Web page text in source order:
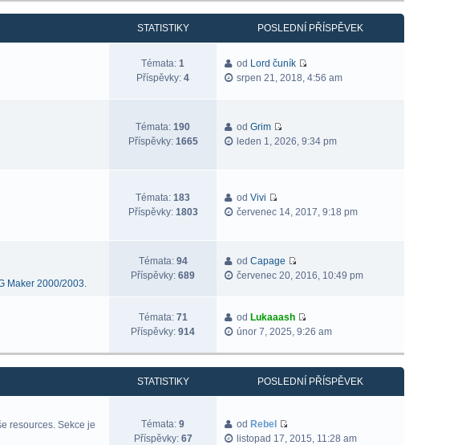
STATISTIKY POSLEDNÍ PŘÍSPĚVEK
Témata: 1
Příspěvky: 4
od Lord čuník
srpen 21, 2018, 4:56 am
Témata: 190
Příspěvky: 1665
odGrim
leden 1, 2026, 9:34 pm
Témata: 183
Příspěvky: 1803
odVivi
červenec 14, 2017, 9:18 pm
Maker 2000/2003.
Témata: 94
Příspěvky: 689
odCapage
červenec 20, 2016, 10:49 pm
Témata: 71
Příspěvky: 914
od Lukaaash
únor 7, 2025, 9:26 am
STATISTIKY POSLEDNÍ PŘÍSPĚVEK
resources. Sekce je
Témata: 9
Příspěvky: 67
od Rebel
listopad 17, 2015, 11:28 am